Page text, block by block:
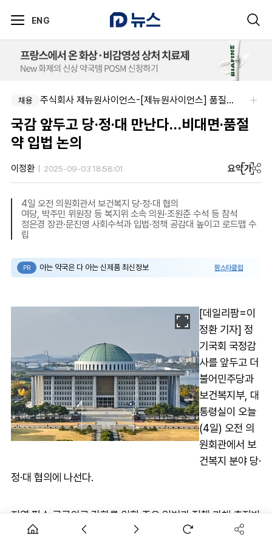
ENG
채용 주식회사 제뉴원사이언스-[제뉴원사이언스] 품질관리약사 모집(경력무관)
국감 앞두고 당·정·대 만난다…비대면·품절
약 입법 논의
이정환 2025-09-03 18:58:01 요약가
4일 오전 의원회관서 보건복지 당·정·대 협의
여당, 박주민 위원장 등 복지위 소속 의원·조원준 수석 등 참석
정은경 장관·문진영 사회수석과 입법·정책 공감대 높이고 로드맵 수
립
PR 아는 약국은 다 아는 신제품 최신정보 팜스타클럽
[데일리팜=이
정환 기자] 정
기국회 국정감
사를 앞두고 더
불어민주당과
보건복지부, 대
통령실이 오늘
(4일) 오전 의
원회관에서 보
건복지 분야 당·
정·대 협의에 나선다.
지역·필수·공공의료 강화를 위한 주요 입법과 정책 과체 추진방
안 협의를 위해서다.